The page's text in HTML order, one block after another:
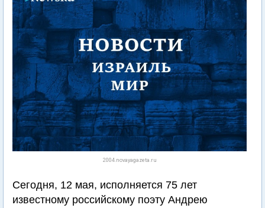
2004.novayagazeta.ru
Сегодня, 12 мая, исполняется 75 лет
известному российскому поэту Андрею